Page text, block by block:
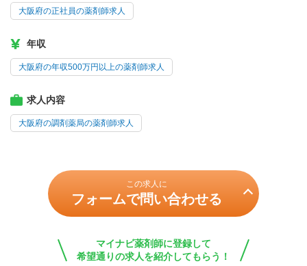
大阪府の正社員の薬剤師求人
年収
大阪府の年収500万円以上の薬剤師求人
求人内容
大阪府の調剤薬局の薬剤師求人
この求人に
フォームで問い合わせる
マイナビ薬剤師に登録して
希望通りの求人を紹介してもらう！